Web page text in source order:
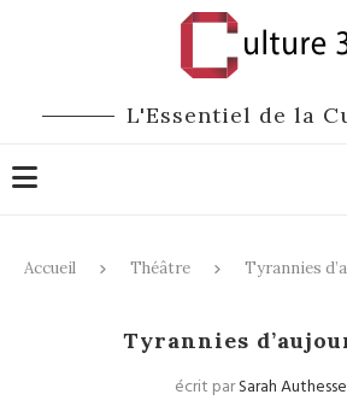
L'Essentiel de la
Accueil Théâtre Tyrannies
Tyrannies
écrit parSarah